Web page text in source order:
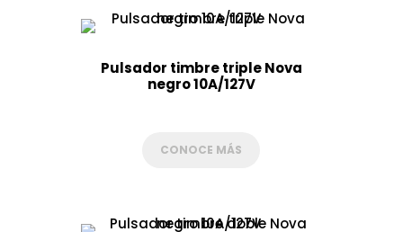
Pulsador timbre triple Nova
negro 10A/127V
CONOCE MÁS